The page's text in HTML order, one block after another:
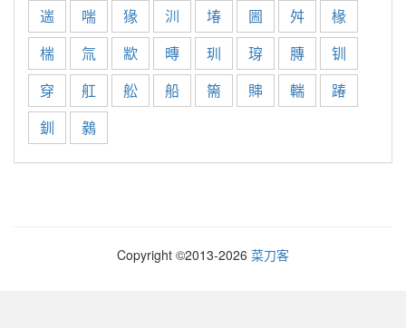
遄
喘 猭 汌 堾 圌 舛
椽
椯
氚 歂 暷 玔 瑏 膞
钏
穿
舡 舩 船 篅 賗 輲
踳
釧
鶨
Copyright ©2013-2026 菜刀客